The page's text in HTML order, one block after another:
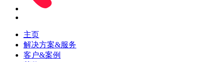
主页
解决方案&服务
客户&案例